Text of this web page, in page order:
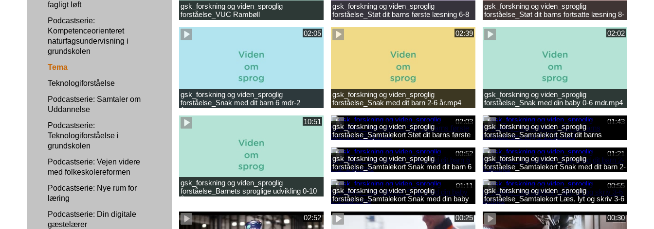
fagligt løft
Podcastserie:
Kompetenceorienteret
naturfagsundervisning i
grundskolen
Tema
Teknologiforståelse
Podcastserie: Samtaler om
Uddannelse
Podcastserie:
Teknologiforståelse i
grundskolen
Podcastserie: Vejen videre
med folkeskolereformen
Podcastserie: Nye rum for
læring
Podcastserie: Din digitale
gæstelærer
gsk_forskning og viden_sproglig
forståelse_VUC Rambøll
læsevanskeligheder.mp4
gsk_forskning og viden_sproglig
forståelse_Støt dit barns første læsning 6-8
år.mp4
gsk_forskning og viden_sproglig
forståelse_Støt dit barns fortsatte læsning 8-
10 år.mp4
02:05
gsk_forskning og viden_sproglig
forståelse_Snak med dit barn 6 mdr-2
år.mp4
02:39
gsk_forskning og viden_sproglig
forståelse_Snak med dit barn 2-6 år.mp4
02:02
gsk_forskning og viden_sproglig
forståelse_Snak med din baby 0-6 mdr.mp4
10:51
gsk_forskning og viden_sproglig
forståelse_Barnets sproglige udvikling 0-10
år_samlet film.mp4
02:03
gsk_forskning og viden_sproglig
forståelse_Samtalekort Støt dit barns første
læsning 6-8 år.mp3
01:43
gsk_forskning og viden_sproglig
forståelse_Samtalekort Støt dit barns
fortsatte læsning 8-10 år.mp3
00:52
gsk_forskning og viden_sproglig
forståelse_Samtalekort Snak med dit barn 6
mdr-2 år.mp3
01:21
gsk_forskning og viden_sproglig
forståelse_Samtalekort Snak med dit barn 2-
6 år.mp3
01:11
gsk_forskning og viden_sproglig
forståelse_Samtalekort Snak med din baby
0-6 mdr.mp3
00:55
gsk_forskning og viden_sproglig
forståelse_Samtalekort Læs, lyt og skriv 3-6
år.mp3
02:52
00:25 00:30